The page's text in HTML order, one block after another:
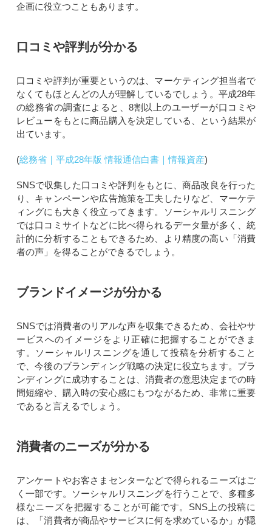
企画に役立つこともあります。
口コミや評判が分かる
口コミや評判が重要というのは、マーケティング担当者で
なくてもほとんどの人が理解しているでしょう。平成28年
の総務省の調査によると、8割以上のユーザーが口コミや
レビューをもとに商品購入を決定している、という結果が
出ています。
(総務省｜平成28年版 情報通信白書｜情報資産)
SNSで収集した口コミや評判をもとに、商品改良を行った
り、キャンペーンや広告施策を工夫したりなど、マーケテ
ィングにも大きく役立ってきます。ソーシャルリスニング
では口コミサイトなどに比べ得られるデータ量が多く、統
計的に分析することもできるため、より精度の高い「消費
者の声」を得ることができるでしょう。
ブランドイメージが分かる
SNSでは消費者のリアルな声を収集できるため、会社やサ
ービスへのイメージをより正確に把握することができま
す。ソーシャルリスニングを通して投稿を分析すること
で、今後のブランディング戦略の決定に役立ちます。ブラ
ンディングに成功することは、消費者の意思決定までの時
間短縮や、購入時の安心感にもつながるため、非常に重要
であると言えるでしょう。
消費者のニーズが分かる
アンケートやお客さまセンターなどで得られるニーズはご
く一部です。ソーシャルリスニングを行うことで、多種多
様なニーズを把握することが可能です。SNS上の投稿に
は、「消費者が商品やサービスに何を求めているか」が隠